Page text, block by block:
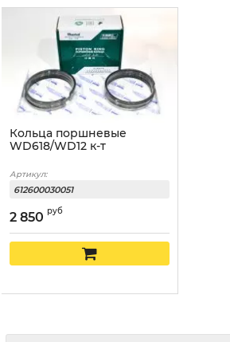
Кольца поршневые
WD618/WD12 к-т
Артикул:
612600030051
2 850 руб